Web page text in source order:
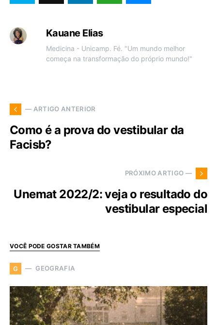
Kauane Elias
Medicina - Unicamp. Fé. "Um mundo melhor
começa na transformação do próprio mundo!"
— ARTIGO ANTERIOR
Como é a prova do vestibular da
Facisb?
PRÓXIMO ARTIGO —
Unemat 2022/2: veja o resultado do
vestibular especial
VOCÊ PODE GOSTAR TAMBÉM
G GEOGRAFIA